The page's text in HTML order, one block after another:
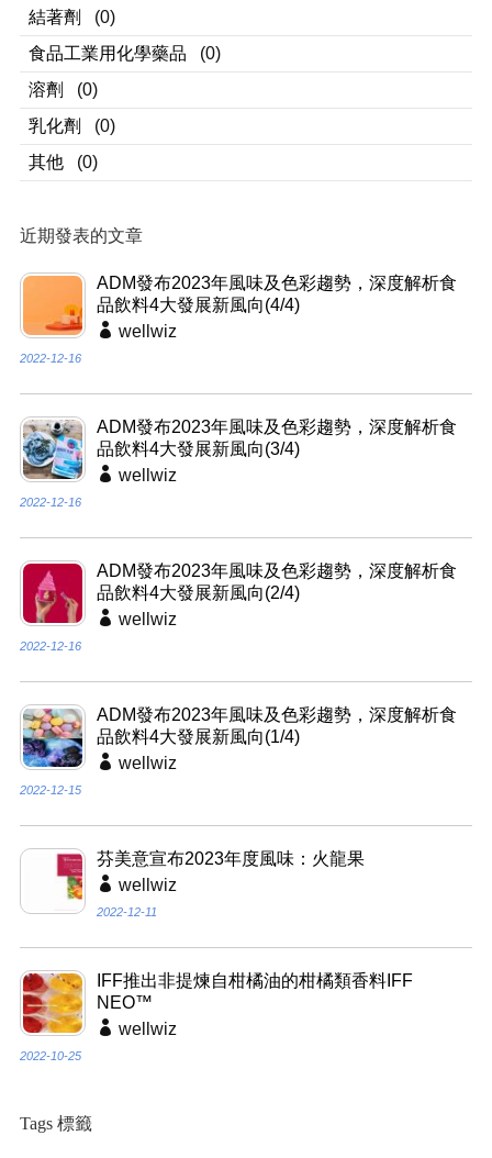
結著劑
(0)
食品工業用化學藥品
(0)
溶劑
(0)
乳化劑
(0)
其他
(0)
近期發表的文章
ADM發布2023年風味及色彩趨勢，深度解析食
品飲料4大發展新風向(4/4)
wellwiz
2022-12-16
ADM發布2023年風味及色彩趨勢，深度解析食
品飲料4大發展新風向(3/4)
wellwiz
2022-12-16
ADM發布2023年風味及色彩趨勢，深度解析食
品飲料4大發展新風向(2/4)
wellwiz
2022-12-16
ADM發布2023年風味及色彩趨勢，深度解析食
品飲料4大發展新風向(1/4)
wellwiz
2022-12-15
芬美意宣布2023年度風味：火龍果
wellwiz
2022-12-11
IFF推出非提煉自柑橘油的柑橘類香料IFF
NEO™
wellwiz
2022-10-25
Tags 標籤